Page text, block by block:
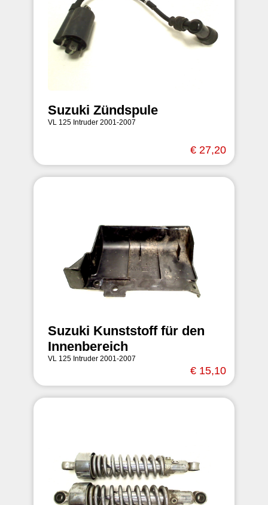
Suzuki Zündspule
VL 125 Intruder 2001-2007
€ 27,20
Suzuki Kunststoff für den
Innenbereich
VL 125 Intruder 2001-2007
€ 15,10